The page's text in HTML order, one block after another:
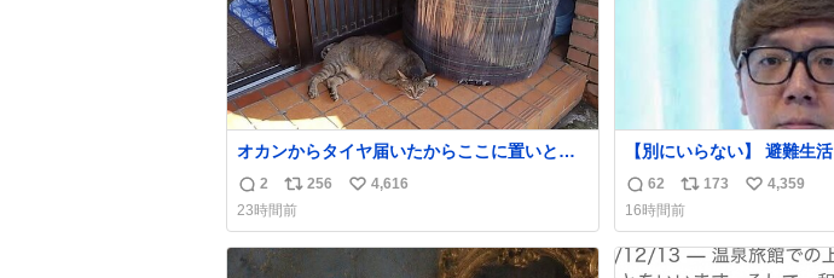
オカンからタイヤ届いたからここに置いとい
たって写真送られてきたけど明らかに猫が邪
魔くさそうな顔してて草
返
信
数
2
リ
ポ
ス
ト
256
い
ね
4,616
23時間前
【別にいらない】 避難生活を余儀なくされて
いる子どもたちのためにヒ
1000個を寄付させていただ
返
信
数
62
リ
ポ
ス
ト
173
い
ね
数
4,359
16時間前